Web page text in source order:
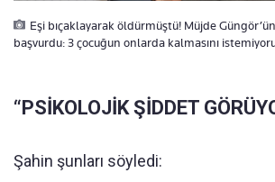
Eşi bıçaklayarak öldürmüştü! Müjde
başvurdu: 3 çocuğun onlarda kalmasını
“PSİKOLOJİK ŞİDDET
Şahin şunları söyledi: